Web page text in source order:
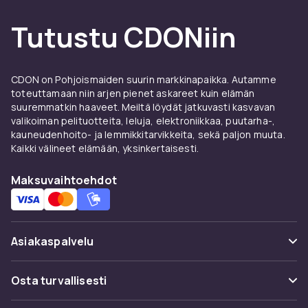
asettumatta taitteisiin.
Oikea sävy ja viimeistely
Testaa meikkivoidetta leukaliinjalla
luonnonvalossa täydellisen vastaavuuden
löytämiseksi. Mattapinta sopii rasvaiselle
iholle, satiinipinta antaa luonnollisen ulkonäön
ja dewy-pinta tuo hehkua kuivalle iholle.
aurinkopuuterilla
korostustuotteilla
CDONilta ja nauti nopeasta toimituksesta.
Tutustu CDONiin
CDON on Pohjoismaiden suurin markkinapaikka. Autamme
toteuttamaan niin arjen pienet askareet kuin elämän
suuremmatkin haaveet. Meiltä löydät jatkuvasti kasvavan
valikoiman pelituotteita, leluja, elektroniikkaa, puutarha-,
kauneudenhoito- ja lemmikkitarvikkeita, sekä paljon muuta.
Kaikki välineet elämään, yksinkertaisesti.
Maksuvaihtoehdot
Asiakaspalvelu
Usein kysyttyä (UKK)
Seuraa pakettia
Osta turvallisesti